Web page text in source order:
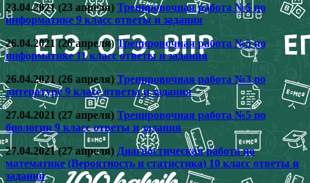
23.04.2021 (23 апреля) Тренировочная работа №5 по
информатике 9 класс ответы и задания
26.04.2021 (26 апреля)Тренировочная работа №5 по
информатике 11 класс ответы и задания
26.04.2021 (26 апреля) Тренировочная работа №3 по
литературе 9 класс ответы и задания
27.04.2021 (27 апреля) Тренировочная работа №5 по
биологии 9 класс ответы и задания
27.04.2021 (27 апреля) Диагностическая работа по
математике (Вероятность и статистика) 10 класс ответы и
задания